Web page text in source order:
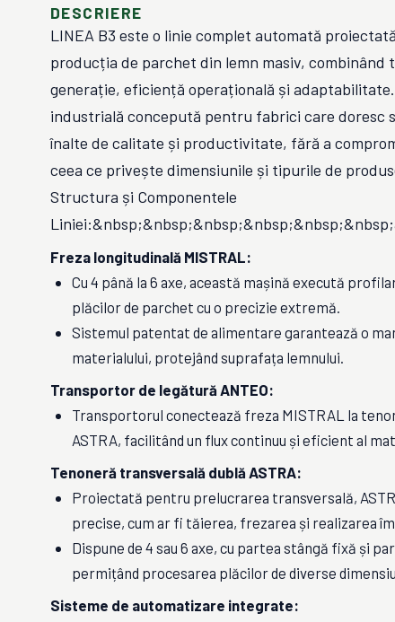
DESCRIERE
LINEA B3 este o linie complet automată
producția de parchet din lemn masiv, combinând
generație, eficiență operațională și
industrială concepută pentru fabrici care doresc
înalte de calitate și productivitate, fără a
ceea ce privește dimensiunile și tipurile de
Structura și Componentele
Freza longitudinală MISTRAL:
Cu 4 până la 6 axe, această mașină execută
plăcilor de parchet cu o precizie extremă.
Sistemul patentat de alimentare garantează o
materialului, protejând suprafața lemnului.
Transportor de legătură ANTEO:
Transportorul conectează freza MISTRAL la
ASTRA, facilitând un flux continuu și eficient al
Tenoneră transversală dublă ASTRA:
Proiectată pentru prelucrarea transversală,
precise, cum ar fi tăierea, frezarea și realizarea
Dispune de 4 sau 6 axe, cu partea stângă fixă și
permițând procesarea plăcilor de diverse
Sisteme de automatizare integrate: